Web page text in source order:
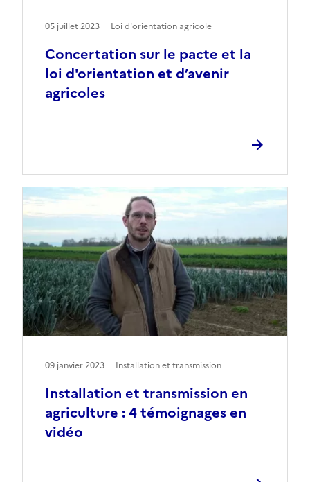
Concertation sur le pacte et la
loi d'orientation et d’avenir
agricoles
05 juillet 2023 Loi d'orientation agricole
Installation et transmission en
agriculture : 4 témoignages en
vidéo
09 janvier 2023 Installation et transmission